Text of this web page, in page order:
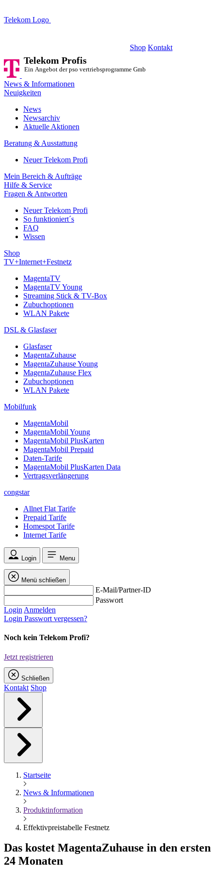
Telekom Logo
Shop Kontakt
Telekom Profis
Ein Angebot der pso vertriebsprogramme GmbH
News & Informationen
Neuigkeiten
News
Newsarchiv
Aktuelle Aktionen
Beratung & Ausstattung
Neuer Telekom Profi
Mein Bereich & Aufträge
Hilfe & Service
Fragen & Antworten
Neuer Telekom Profi
So funktioniert´s
FAQ
Wissen
Shop
TV+Internet+Festnetz
MagentaTV
MagentaTV Young
Streaming Stick & TV-Box
Zubuchoptionen
WLAN Pakete
DSL & Glasfaser
Glasfaser
MagentaZuhause
MagentaZuhause Young
MagentaZuhause Flex
Zubuchoptionen
WLAN Pakete
Mobilfunk
MagentaMobil
MagentaMobil Young
MagentaMobil PlusKarten
MagentaMobil Prepaid
Daten-Tarife
MagentaMobil PlusKarten Data
Vertragsverlängerung
congstar
Allnet Flat Tarife
Prepaid Tarife
Homespot Tarife
Internet Tarife
Login Menu
Menü schließen
E-Mail/Partner-ID
Passwort
Login Anmelden
Login Passwort vergessen?
Noch kein Telekom Profi?
Jetzt registrieren
Schließen
Kontakt Shop
Startseite
News & Informationen
Produktinformation
Effektivpreistabelle Festnetz
Das kostet MagentaZuhause in den ersten
24 Monaten